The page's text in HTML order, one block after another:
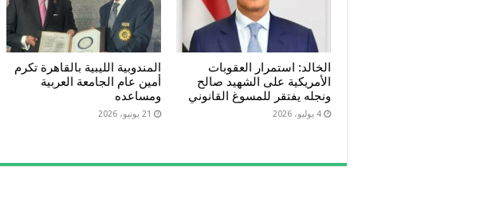
الخالد: استمرار العقوبات
الأمريكية على الشهيد صالح
ونجله يفتقر للمسوغ القانوني
4 يوليو، 2026
المندوبية الليبية بالقاهرة تكرم
أمين عام الجامعة العربية
ومساعده
21 يونيو، 2026